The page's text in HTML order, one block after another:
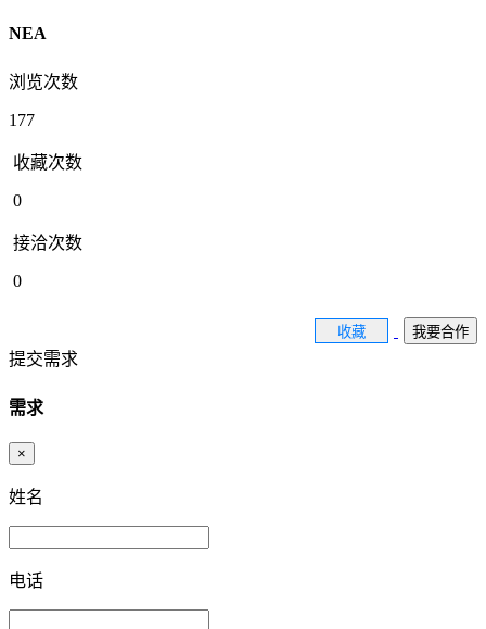
NEA
浏览次数
177
收藏次数
0
接洽次数
0
收藏 我要合作
提交需求
需求
×
姓名
电话